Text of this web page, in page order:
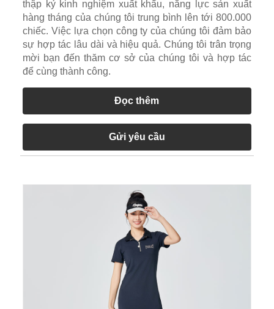
thập kỷ kinh nghiệm xuất khẩu, năng lực sản xuất
hàng tháng của chúng tôi trung bình lên tới 800.000
chiếc. Việc lựa chọn công ty của chúng tôi đảm bảo
sự hợp tác lâu dài và hiệu quả. Chúng tôi trân trọng
mời bạn đến thăm cơ sở của chúng tôi và hợp tác
để cùng thành công.
Đọc thêm
Gửi yêu cầu